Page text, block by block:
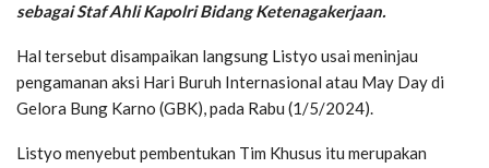
sebagai Staf Ahli Kapolri Bidang Ketenagakerjaan.
Hal tersebut disampaikan langsung Listyo usai meninjau
pengamanan aksi Hari Buruh Internasional atau May Day di
Gelora Bung Karno (GBK), pada Rabu (1/5/2024).
Listyo menyebut pembentukan Tim Khusus itu merupakan